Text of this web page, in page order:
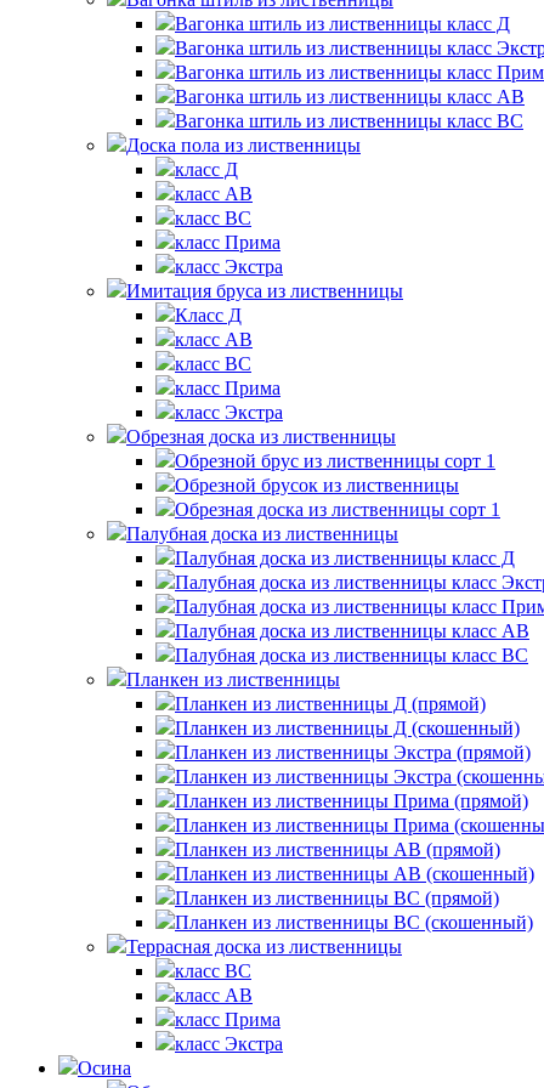
Вагонка штиль из лиственницы класс Д
Вагонка штиль из лиственницы класс
Вагонка штиль из лиственницы класс
Вагонка штиль из лиственницы класс АВ
Вагонка штиль из лиственницы класс BС
Доска пола из лиственницы
класс Д
класс AB
класс ВС
класс Прима
класс Экстра
Имитация бруса из лиственницы
Класс Д
класс AB
класс BC
класс Прима
класс Экстра
Обрезная доска из лиственницы
Обрезной брус из лиственницы сорт 1
Обрезной брусок из лиственницы
Обрезная доска из лиственницы сорт 1
Палубная доска из лиственницы
Палубная доска из лиственницы класс Д
Палубная доска из лиственницы класс
Палубная доска из лиственницы класс
Палубная доска из лиственницы класс AB
Палубная доска из лиственницы класс BC
Планкен из лиственницы
Планкен из лиственницы Д (прямой)
Планкен из лиственницы Д (скошенный)
Планкен из лиственницы Экстра (прямой)
Планкен из лиственницы Экстра
Планкен из лиственницы Прима (прямой)
Планкен из лиственницы Прима
Планкен из лиственницы AB (прямой)
Планкен из лиственницы AB (скошенный)
Планкен из лиственницы BC (прямой)
Планкен из лиственницы BC (скошенный)
Террасная доска из лиственницы
класс BC
класс AB
класс Прима
класс Экстра
Осина